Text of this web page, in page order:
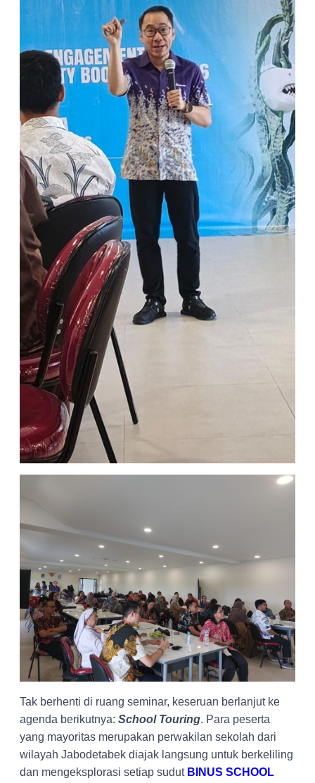
Tak berhenti di ruang seminar, keseruan berlanjut ke
agenda berikutnya: School Touring. Para peserta
yang mayoritas merupakan perwakilan sekolah dari
wilayah Jabodetabek diajak langsung untuk berkeliling
dan mengeksplorasi setiap sudut BINUS SCHOOL